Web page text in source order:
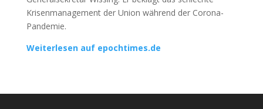
Krisenmanagement der Union während der Corona-
Pandemie.
Weiterlesen auf epochtimes.de